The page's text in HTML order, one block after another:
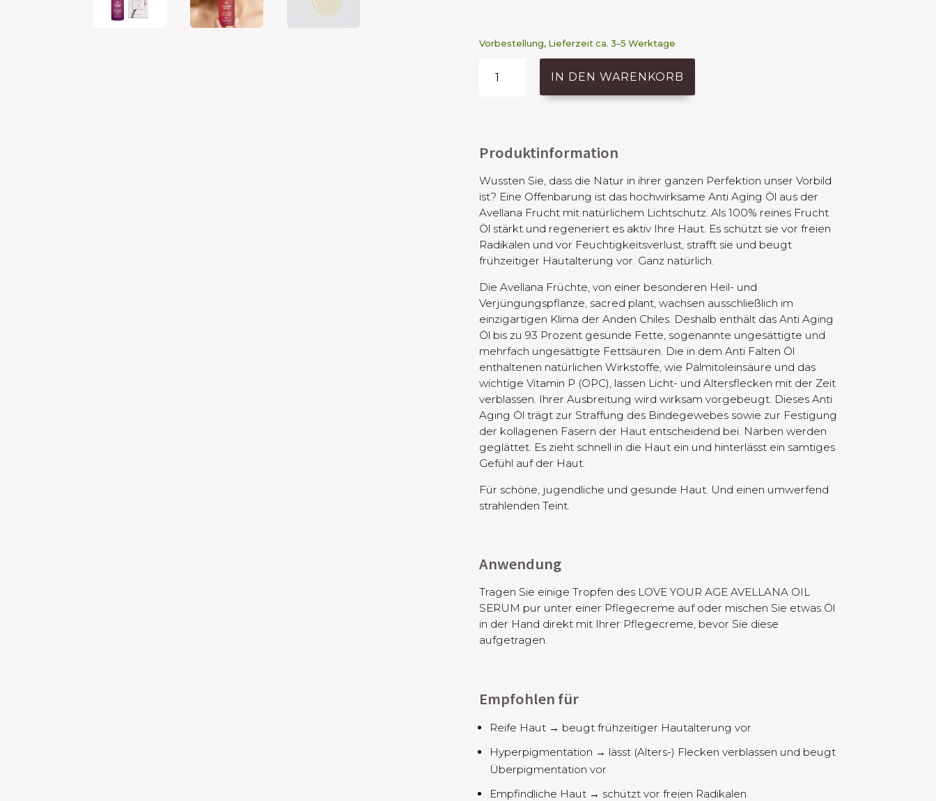
Vorbestellung, Lieferzeit ca. 3–5 Werktage
IN DEN WARENKORB
Produktinformation
Wussten Sie, dass die Natur in ihrer ganzen Perfektion unser Vorbild
ist? Eine Offenbarung ist das hochwirksame Anti Aging Öl aus der
Avellana Frucht mit natürlichem Lichtschutz. Als 100% reines Frucht
Öl stärkt und regeneriert es aktiv Ihre Haut. Es schützt sie vor freien
Radikalen und vor Feuchtigkeitsverlust, strafft sie und beugt
frühzeitiger Hautalterung vor. Ganz natürlich. ​
Die Avellana Früchte, von einer besonderen Heil- und
Verjüngungspflanze, sacred plant, wachsen ausschließlich im
einzigartigen Klima der Anden Chiles. Deshalb enthält das Anti Aging
Öl bis zu 93 Prozent gesunde Fette, sogenannte ungesättigte und
mehrfach ungesättigte Fettsäuren. Die in dem Anti Falten Öl
enthaltenen natürlichen Wirkstoffe, wie Palmitoleinsäure und das
wichtige Vitamin P (OPC), lassen Licht- und Altersflecken mit der Zeit
verblassen. Ihrer Ausbreitung wird wirksam vorgebeugt. Dieses Anti
Aging Öl trägt zur Straffung des Bindegewebes sowie zur Festigung
der kollagenen Fasern der Haut entscheidend bei. Narben werden
geglättet. Es zieht schnell in die Haut ein und hinterlässt ein samtiges
Gefühl auf der Haut.
Für schöne, jugendliche und gesunde Haut. Und einen umwerfend
strahlenden Teint. ​
Anwendung
Tragen Sie einige Tropfen des LOVE YOUR AGE AVELLANA OIL
SERUM pur unter einer Pflegecreme auf oder mischen Sie etwas Öl
in der Hand direkt mit Ihrer Pflegecreme, bevor Sie diese
aufgetragen.
Empfohlen für
Reife Haut → beugt frühzeitiger Hautalterung vor​
Hyperpigmentation → lässt (Alters-) Flecken verblassen und beugt
Überpigmentation vor
Empfindliche Haut → schützt vor freien Radikalen​